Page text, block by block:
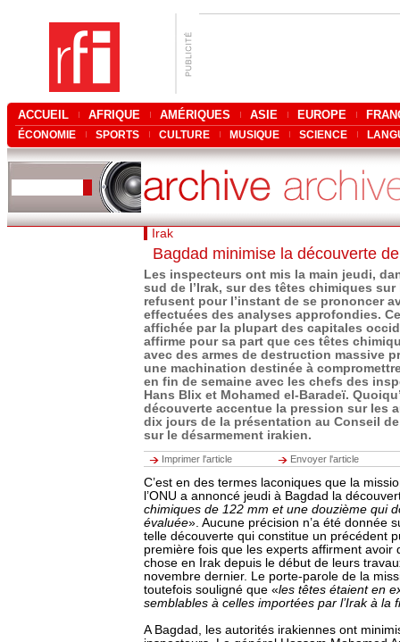
ACCUEIL AFRIQUE AMÉRIQUES ASIE EUROPE
ÉCONOMIE SPORTS CULTURE MUSIQUE SCIENCE
Irak
Bagdad minimise la découverte
Les inspecteurs ont mis la main jeudi,
sud de l’Irak, sur des têtes chimiques
refusent pour l’instant de se prononcer
effectuées des analyses approfondies.
affichée par la plupart des capitales
affirme pour sa part que ces têtes
avec des armes de destruction massive
une machination destinée à
en fin de semaine avec les chefs des
Hans Blix et Mohamed el-Baradeï.
découverte accentue la pression sur les
dix jours de la présentation au Conseil
sur le désarmement irakien.
Imprimer l'article Envoyer l'article
C’est en des termes laconiques que la
l’ONU a annoncé jeudi à Bagdad la
chimiques de 122 mm et une douzième qui
évaluée». Aucune précision n’a été donnée
telle découverte qui constitue un précédent
première fois que les experts affirment avoir
chose en Irak depuis le début de leurs
novembre dernier. Le porte-parole de la
toutefois souligné que «les têtes étaient en
semblables à celles importées par l’Irak à la
A Bagdad, les autorités irakiennes ont